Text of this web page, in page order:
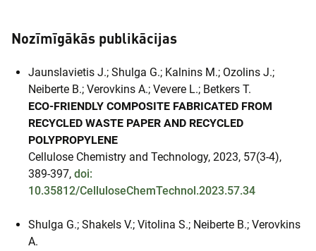
Nozīmīgākās publikācijas
Jaunslavietis J.; Shulga G.; Kalnins M.; Ozolins J.;
Neiberte B.; Verovkins A.; Vevere L.; Betkers T.
ECO-FRIENDLY COMPOSITE FABRICATED FROM
RECYCLED WASTE PAPER AND RECYCLED
POLYPROPYLENE
Cellulose Chemistry and Technology, 2023, 57(3-4),
389-397, doi:
10.35812/CelluloseChemTechnol.2023.57.34
Shulga G.; Shakels V.; Vitolina S.; Neiberte B.; Verovkins
A.